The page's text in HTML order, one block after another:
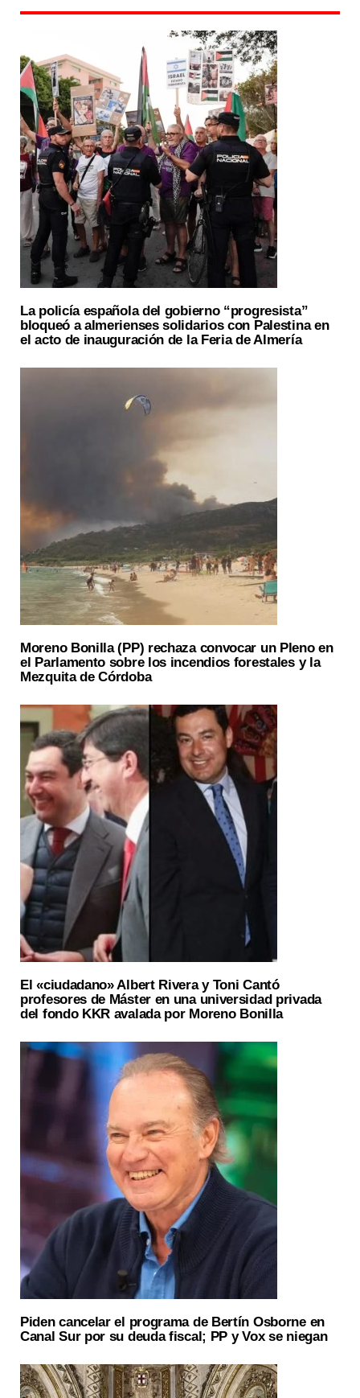
La policía española del gobierno “progresista”
bloqueó a almerienses solidarios con Palestina en
el acto de inauguración de la Feria de Almería
Moreno Bonilla (PP) rechaza convocar un Pleno en
el Parlamento sobre los incendios forestales y la
Mezquita de Córdoba
El «ciudadano» Albert Rivera y Toni Cantó
profesores de Máster en una universidad privada
del fondo KKR avalada por Moreno Bonilla
Piden cancelar el programa de Bertín Osborne en
Canal Sur por su deuda fiscal; PP y Vox se niegan